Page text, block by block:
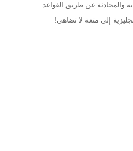
والمحادثة عن طريق القواعد
إلى متعة لا تضاهى!